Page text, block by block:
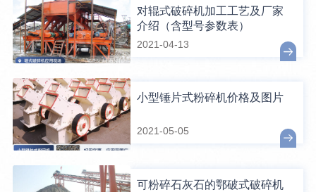
对辊式破碎机加工工艺及厂家
介绍（含型号参数表）
2021-04-13
小型锤片式粉碎机价格及图片
2021-05-05
可粉碎石灰石的鄂破式破碎机